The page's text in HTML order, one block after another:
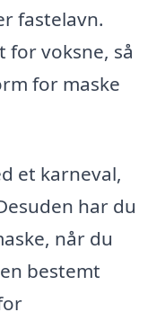
fastelavn.
for voksne, så
for maske
et karneval,
har du
når du
bestemt